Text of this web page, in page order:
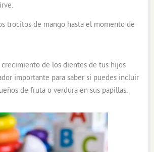
trocitos de mango hasta el momento de
crecimiento de los dientes de tus hijos
importante para saber si puedes incluir
de fruta o verdura en sus papillas.